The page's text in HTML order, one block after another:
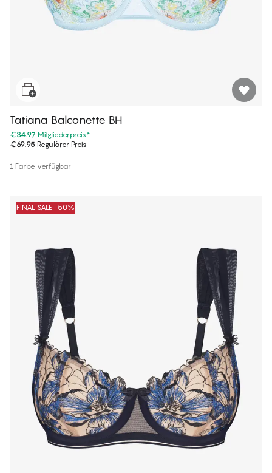
Tatiana Balconette BH
€34.97 Mitgliederpreis*
€69.95 Regulärer Preis
1 Farbe verfügbar
FINAL SALE -50%